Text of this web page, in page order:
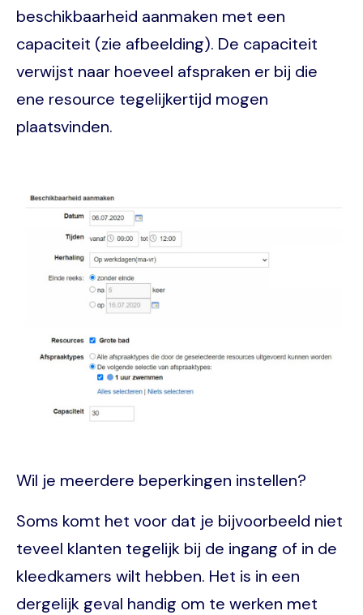
beschikbaarheid aanmaken met een
capaciteit (zie afbeelding). De capaciteit
verwijst naar hoeveel afspraken er bij die
ene resource tegelijkertijd mogen
plaatsvinden.
Image
Wil je meerdere beperkingen instellen?
Soms komt het voor dat je bijvoorbeeld niet
teveel klanten tegelijk bij de ingang of in de
kleedkamers wilt hebben. Het is in een
dergelijk geval handig om te werken met